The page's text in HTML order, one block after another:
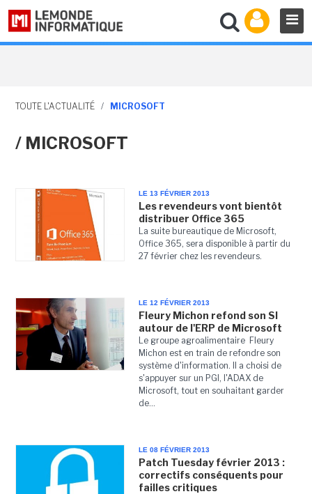
TOUTE L'ACTUALITÉ / MICROSOFT
/ MICROSOFT
LE 13 FÉVRIER 2013
Les revendeurs vont bientôt
distribuer Office 365
La suite bureautique de Microsoft,
Office 365, sera disponible à partir du
27 février chez les revendeurs.
LE 12 FÉVRIER 2013
Fleury Michon refond son SI
autour de l'ERP de Microsoft
Le groupe agroalimentaire Fleury
Michon est en train de refondre son
système d'information. Il a choisi de
s'appuyer sur un PGI, l'ADAX de
Microsoft, tout en souhaitant garder
de...
LE 08 FÉVRIER 2013
Patch Tuesday février 2013 :
correctifs conséquents pour
failles critiques